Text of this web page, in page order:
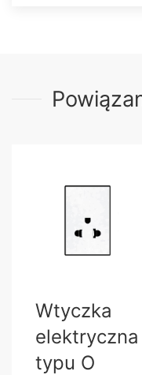
Wtyczka
elektryczna
typu O